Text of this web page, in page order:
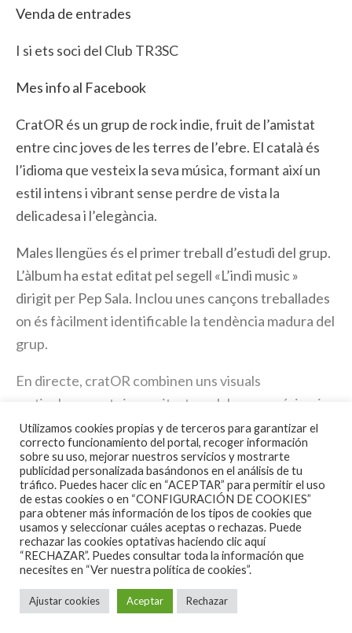
Venda de entrades
I si ets soci del Club TR3SC
Mes info al Facebook
CratOR és un grup de rock indie, fruit de l’amistat
entre cinc joves de les terres de l’ebre. El català és
l’idioma que vesteix la seva música, formant així un
estil intens i vibrant sense perdre de vista la
delicadesa i l’elegància.
Males llengües és el primer treball d’estudi del grup.
L’àlbum ha estat editat pel segell «L’indi music »
dirigit per Pep Sala. Inclou unes cançons treballades
on és fàcilment identificable la tendència madura del
grup.
En directe, cratOR combinen uns visuals
meticulosament sincronitzats amb la seva música, i
pretenen atrapar l’atenció de l’espectador des del
principi fins al final de l’espectacle.
Alex Arques
Cortes per a Rockthebestmusic
Contenido perteneciente aThe Best Music
Puedes seguirnos tambien enTwitter
Facebook.
Utilizamos cookies propias y de terceros para garantizar el
correcto funcionamiento del portal, recoger información
sobre su uso, mejorar nuestros servicios y mostrarte
publicidad personalizada basándonos en el análisis de tu
tráfico. Puedes hacer clic en “ACEPTAR” para permitir el uso
de estas cookies o en “CONFIGURACIÓN DE COOKIES”
para obtener más información de los tipos de cookies que
usamos y seleccionar cuáles aceptas o rechazas. Puede
rechazar las cookies optativas haciendo clic aquí
“RECHAZAR”. Puedes consultar toda la información que
necesites en “Ver nuestra política de cookies”.
Ajustar cookies Aceptar Rechazar